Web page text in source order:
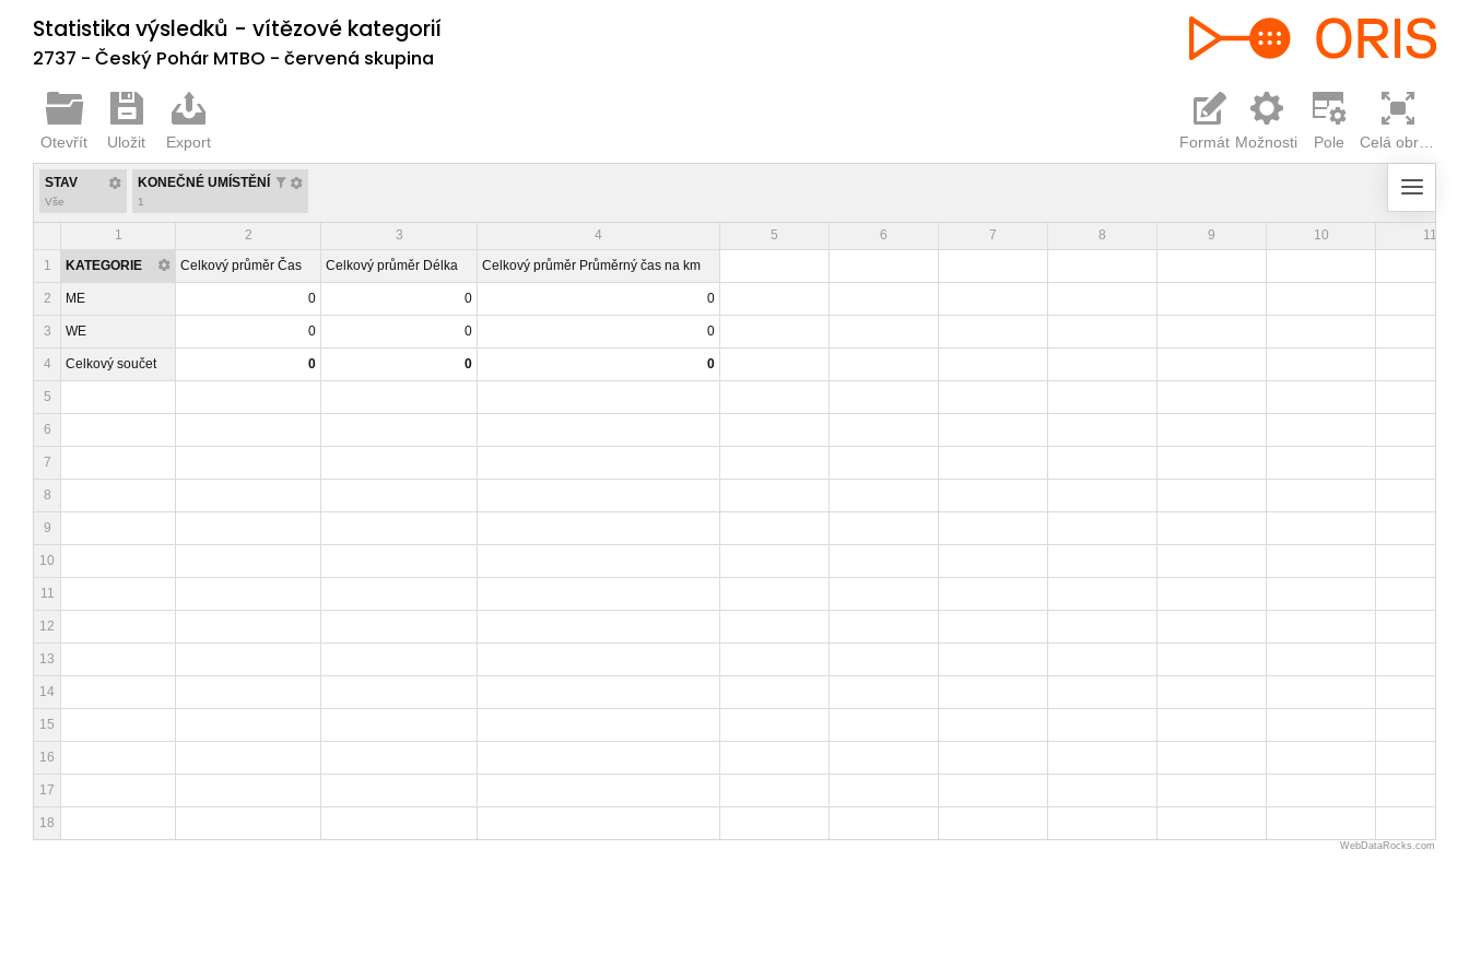
Statistika výsledků - vítězové kategorií
2737 - Český Pohár MTBO - červená skupina
Formát Možnosti Pole
Otevřít Uložit Export
1
1
2 3 4 5 6 7 8 9 10
11
Celkový průměr Čas
Celkový průměr Délka Celkový průměr Průměrný čas na km
2 ME
3 WE
4 Celkový součet
5
6
7
8
9
10
11
12
13
14
15
16
17
18
0 0 0
0 0 0
0 0 0
KATEGORIE
STAV
Vše
KONEČNÉ UMÍSTĚNÍ
1
WebDataRocks.com